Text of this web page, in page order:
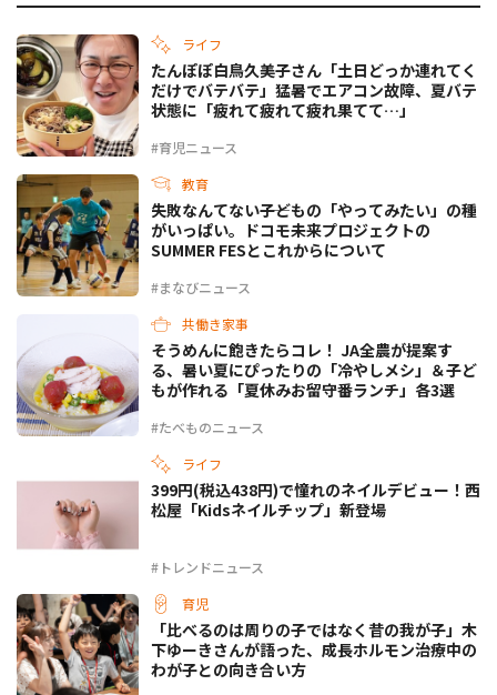
ライフ
#育児ニュース
たんぽぽ白鳥久美子さん「土日どっか連れてく
だけでバテバテ」猛暑でエアコン故障、夏バテ
状態に「疲れて疲れて疲れ果てて…」
教育
#まなびニュース
失敗なんてない――子どもの「やってみたい」の種
がいっぱい。ドコモ未来プロジェクトの
SUMMER FESとこれからについて
共働き家事
#たべものニュース
そうめんに飽きたらコレ！ JA全農が提案す
る、暑い夏にぴったりの「冷やしメシ」＆子ど
もが作れる「夏休みお留守番ランチ」各3選
ライフ
#トレンドニュース
399円(税込438円)で憧れのネイルデビュー！西
松屋「Kidsネイルチップ」新登場
育児
「比べるのは周りの子ではなく昔の我が子」木
下ゆーきさんが語った、成長ホルモン治療中の
わが子との向き合い方